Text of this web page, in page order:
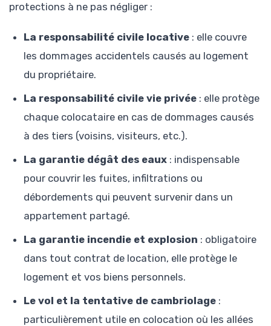
protections à ne pas négliger :
La responsabilité civile locative : elle couvre
les dommages accidentels causés au logement
du propriétaire.
La responsabilité civile vie privée : elle protège
chaque colocataire en cas de dommages causés
à des tiers (voisins, visiteurs, etc.).
La garantie dégât des eaux : indispensable
pour couvrir les fuites, infiltrations ou
débordements qui peuvent survenir dans un
appartement partagé.
La garantie incendie et explosion : obligatoire
dans tout contrat de location, elle protège le
logement et vos biens personnels.
Le vol et la tentative de cambriolage :
particulièrement utile en colocation où les allées